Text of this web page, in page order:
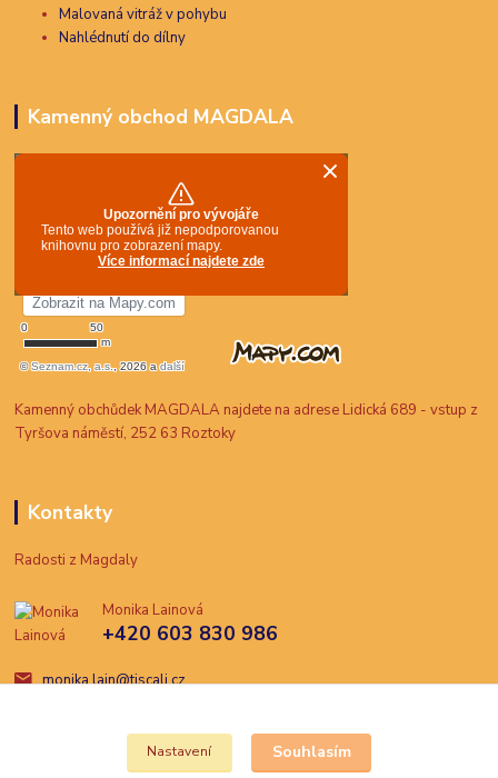
Malovaná vitráž v pohybu
Nahlédnutí do dílny
Kamenný obchod MAGDALA
Kamenný obchůdek MAGDALA najdete na adrese Lidická 689 - vstup z
Tyršova náměstí, 252 63 Roztoky
Kontakty
Radosti z Magdaly
Monika Lainová
+420 603 830 986
monika.lain@tiscali.cz
Nastavení Souhlasím